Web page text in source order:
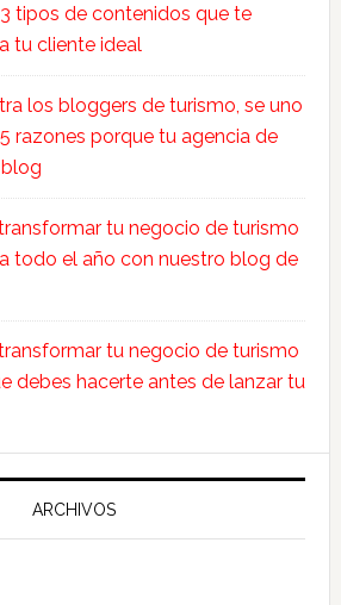
3 tipos de contenidos que te
tu cliente ideal
los bloggers de turismo, se uno
5 razones porque tu agencia de
tu negocio de turismo
todo el año con nuestro blog de
tu negocio de turismo
debes hacerte antes de lanzar tu
ARCHIVOS